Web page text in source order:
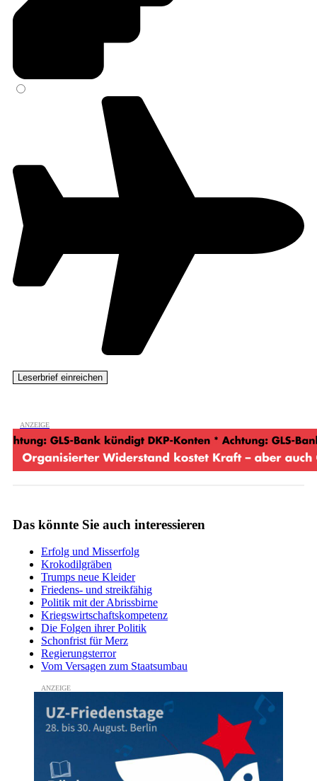
Das könnte Sie auch interessieren
Erfolg und Misserfolg
Krokodilgräben
Trumps neue Kleider
Friedens- und streikfähig
Politik mit der Abrissbirne
Kriegswirtschaftskompetenz
Die Folgen ihrer Politik
Schonfrist für Merz
Regierungsterror
Vom Versagen zum Staatsumbau